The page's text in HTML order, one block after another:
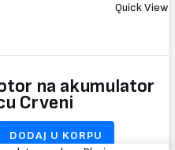
Quick View
na akumulator
Crveni
DODAJ U KORPU